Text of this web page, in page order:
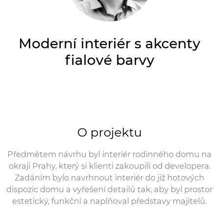
Moderní interiér s akcenty
fialové barvy
O projektu
Předmětem návrhu byl interiér rodinného domu na
okraji Prahy, který si klienti zakoupili od developera.
Zadáním bylo navrhnout interiér do již hotových
dispozic domu a vyřešení detailů tak, aby byl prostor
estetický, funkční a naplňoval představy majitelů.